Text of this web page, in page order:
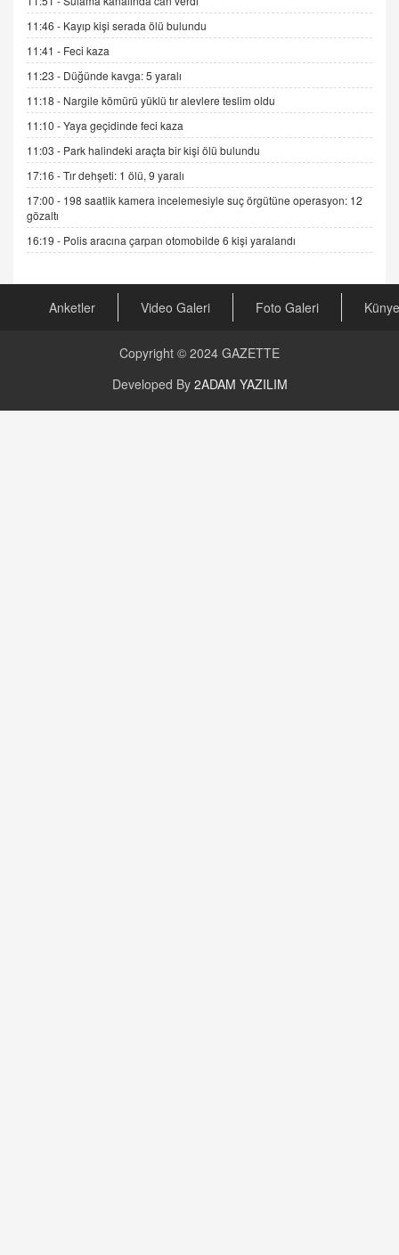
DR. EKREM ASLAN
Gerçek Ne, Algı Ne? "Beraber Yürüyoruz"
Cümlesinin Peşinden
19.07.2025 12:45
GÖNÜL MENEKŞE
Şifacının Yolu
04.11.2025 12:56
AV. RÜMEYSA ÖZKALE
Arabulucuya Başvuru Şartı
CAN UĞURATEŞ
Değişen yapısıyla Suriye
GÜNLÜK BURÇ YORUMU
11:46 - Kayıp kişi serada ölü bulundu
11:41 - Feci kaza
11:23 - Düğünde kavga: 5 yaralı
11:18 - Nargile kömürü yüklü tır alevlere teslim oldu
11:10 -Yaya geçidinde feci kaza
11:03 - Park halindeki araçta bir kişi ölü bulundu
17:16 -Tır dehşeti: 1 ölü, 9 yaralı
17:00 - 198 saatlik kamera incelemesiyle suç örgütüne operasyon: 12
gözaltı
16:19 - Polis aracına çarpan otomobilde 6 kişi yaralandı
Anketler Video Galeri Foto Galeri Künye
Copyright © 2024 GAZETTE
Developed By 2ADAM YAZILIM